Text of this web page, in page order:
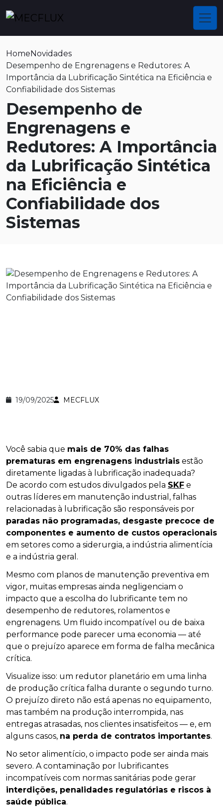
HomeNovidades
Desempenho de Engrenagens e Redutores: A
Importância da Lubrificação Sintética na Eficiência e
Confiabilidade dos Sistemas
Desempenho de
Engrenagens e
Redutores: A Importância
da Lubrificação Sintética
na Eficiência e
Confiabilidade dos
Sistemas
19/09/2025 MECFLUX
Você sabia que mais de 70% das falhas
prematuras em engrenagens industriais estão
diretamente ligadas à lubrificação inadequada?
De acordo com estudos divulgados pela SKF e
outras líderes em manutenção industrial, falhas
relacionadas à lubrificação são responsáveis por
paradas não programadas, desgaste precoce de
componentes e aumento de custos operacionais
em setores como a siderurgia, a indústria alimentícia
e a indústria geral.
Mesmo com planos de manutenção preventiva em
vigor, muitas empresas ainda negligenciam o
impacto que a escolha do lubrificante tem no
desempenho de redutores, rolamentos e
engrenagens. Um fluido incompatível ou de baixa
performance pode parecer uma economia — até
que o prejuízo aparece em forma de falha mecânica
crítica.
Visualize isso: um redutor planetário em uma linha
de produção crítica falha durante o segundo turno.
O prejuízo direto não está apenas no equipamento,
mas também na produção interrompida, nas
entregas atrasadas, nos clientes insatisfeitos — e, em
alguns casos, na perda de contratos importantes.
No setor alimentício, o impacto pode ser ainda mais
severo. A contaminação por lubrificantes
incompatíveis com normas sanitárias pode gerar
interdições, penalidades regulatórias e riscos à
saúde pública.